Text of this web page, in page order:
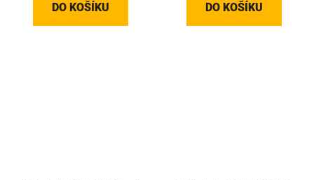
DO KOŠÍKU DO KOŠÍKU